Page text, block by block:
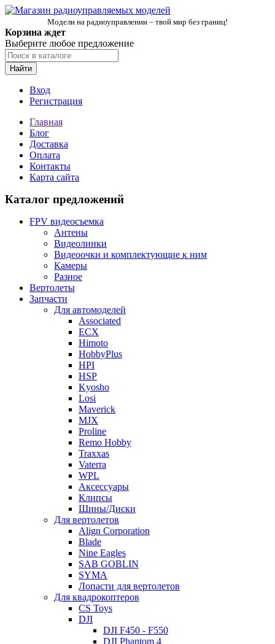
Модели на радиоуправлении – твой мир без границ!
Корзина ждет
Выберите любое предложение
Найти
Вход
Регистрация
Главная
Блог
Доставка
Оплата
Контакты
Карта сайта
Каталог предложений
FPV видеосъемка
Антены
Видеолинки
Видеоочки и комплектующие к ним
Камеры
Разное
Вертолеты
Запчасти
Для автомоделей
Associated
ECX
Himoto
HobbyPlus
HPI
HSP
Kyosho
Losi
Maverick
MJX
Proline
Remo Hobby
Traxxas
Vaterra
WPL
Аксессуары
Клипсы
Шины/Диски
Для вертолетов
Align Corporation
Blade
Nine Eagles
SAB GOBLIN
SYMA
Лопасти для вертолетов
Для квадрокоптеров
CS Toys
DJI
DJI F450 - F550
DJI Phantom 4